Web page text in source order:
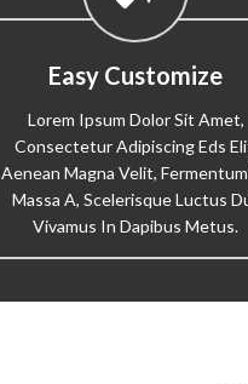
Easy Customize
Lorem Ipsum Dolor Sit Amet,
Consectetur Adipiscing Eds
Aenean Magna Velit,
Massa A, Scelerisque Luctus
Vivamus In Dapibus Metus.